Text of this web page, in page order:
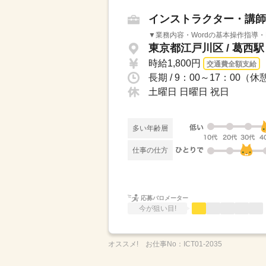
インストラクター・講
▼業務内容・Wordの基本操作指導
東京都江戸川区 / 葛西駅
時給1,800円 交通費全額支給
土曜日 日曜日 祝日
多い年齢層
仕事の仕方
応募バロメーター
今が狙い目!
オススメ! お仕事No： ICT01-2035